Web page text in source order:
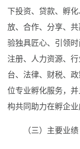
下投资、贷款、孵
放、合作、分享、
验独具匠心、引领
注册、人力资源、
台、法律、财税、
位专业孵化服务，
构共同助力在孵企业
（三）主要业绩